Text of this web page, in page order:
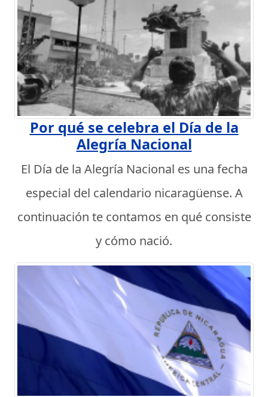
Por qué se celebra el Día de la
Alegría Nacional
El Día de la Alegría Nacional es una fecha
especial del calendario nicaragüense. A
continuación te contamos en qué consiste
y cómo nació.